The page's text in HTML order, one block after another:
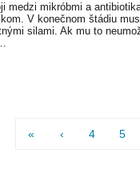
medzi mikróbmi a
V konečnom štádiu
silami. Ak mu to
« ‹ 4 5